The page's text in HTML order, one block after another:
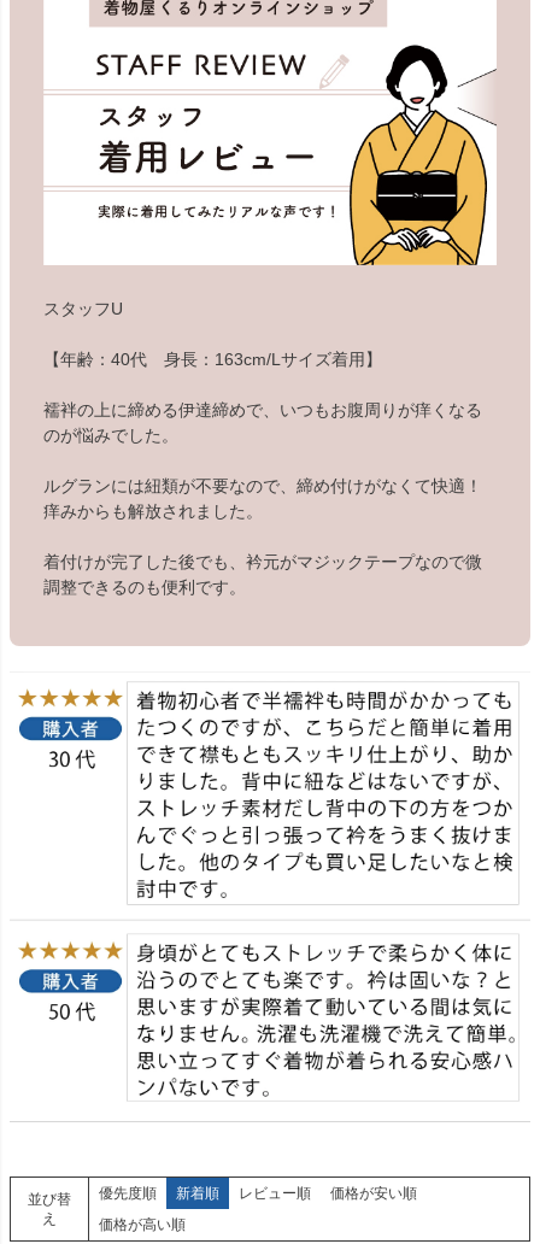
スタッフU
【年齢：40代 身長：163cm/Lサイズ着用】
襦袢の上に締める伊達締めで、いつもお腹周りが痒くなる
のが悩みでした。
ルグランには紐類が不要なので、締め付けがなくて快適！
痒みからも解放されました。
着付けが完了した後でも、衿元がマジックテープなので微
調整できるのも便利です。
並び替
え
優先度順 新着順 レビュー順
価格が安い順
価格が高い順